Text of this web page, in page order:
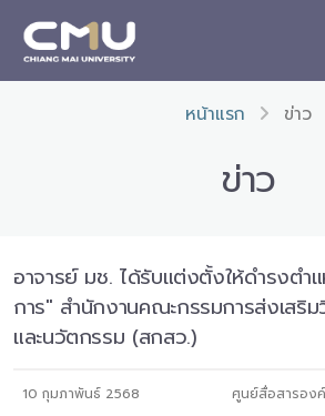
หน้าแรก ข่าว
ข่าว
อาจารย์ มช. ได้รับแต่งตั้งให้ดำรงต
การ" สำนักงานคณะกรรมการส่งเสริ
และนวัตกรรม (สกสว.)
10 กุมภาพันธ์ 2568 ศูนย์สื่อสารอง